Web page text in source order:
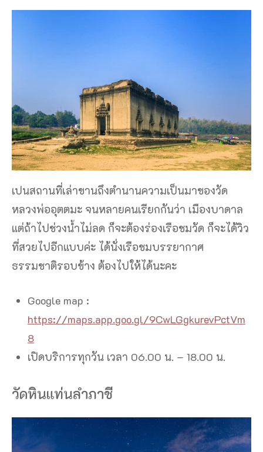
เปนสถานที่เล่าขานถึงตำนานความเป็นมาของวัด
หลวงพ่ออุตตมะ จนหลายคนเรียกกันว่า เมืองบาดาล
แต่ถ้าไปช่วงน้ำไม่ลด ก็จะต้องร่องเรือชมวัด ก็จะได้วิว
ที่สวยไปอีกแบบค่ะ ได้นั่งเรือชมบรรยากาศ
ธรรมชาติรอบข้าง ต้องไปให้ได้นะคะ
Google map :
https://maps.app.goo.gl/9CwLGgkurevPctVm
8
เปิดบริการทุกวัน เวลา 06.00 น. – 18.00 น.
วัดหินแท่นลำภาชี